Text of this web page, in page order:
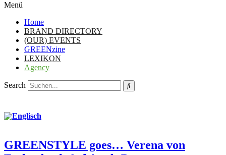
Menü
Home
BRAND DIRECTORY
(OUR) EVENTS
GREENzine
LEXIKON
Agency
Search
GREENSTYLE goes… Verena von